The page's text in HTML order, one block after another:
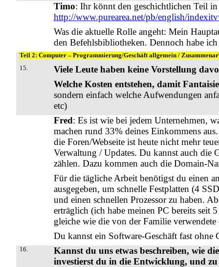
Timo: Ihr könnt den geschichtlichen Teil
http://www.purearea.net/pb/english/
Was die aktuelle Rolle angeht: Mein
den Befehlsbibliotheken. Dennoch habe
Teil 2: Computer – Programmierung/Geschäft allgemein /
15.
Viele Leute haben keine Vorstellung
Welche Kosten entstehen, damit
sondern einfach welche Aufwendungen
etc)
Fred: Es ist wie bei jedem Unternehmen,
machen rund 33% deines Einkommens
die Foren/Webseite ist heute nicht mehr
Verwaltung / Updates. Du kannst auch die
zählen. Dazu kommen auch die Domain-
Für die tägliche Arbeit benötigst du einen
ausgegeben, um schnelle Festplatten (4
und einen schnellen Prozessor zu haben.
erträglich (ich habe meinen PC bereits seit
gleiche wie die von der Familie
Du kannst ein Software-Geschäft fast ohne
16.
Kannst du uns etwas beschreiben, wie
investierst du in die Entwicklung, und zu